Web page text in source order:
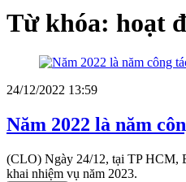
Từ khóa: hoạt
24/12/2022 13:59
Năm 2022 là năm
(CLO) Ngày 24/12, tại TP HCM,
khai nhiệm vụ năm 2023.